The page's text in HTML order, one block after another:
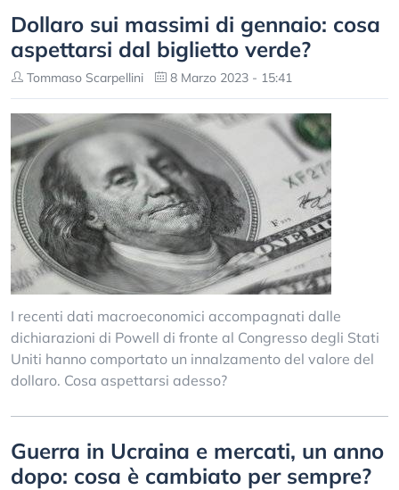
Dollaro sui massimi di gennaio: cosa
aspettarsi dal biglietto verde?
Tommaso Scarpellini 8 Marzo 2023 - 15:41
I recenti dati macroeconomici accompagnati dalle
dichiarazioni di Powell di fronte al Congresso degli Stati
Uniti hanno comportato un innalzamento del valore del
dollaro. Cosa aspettarsi adesso?
Guerra in Ucraina e mercati, un anno
dopo: cosa è cambiato per sempre?